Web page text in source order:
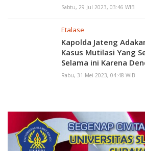
Sabtu, 29 Jul 2023, 03:46 WIB
Etalase
Kapolda Jateng
Kasus Mutilasi Yang
Selama ini Karena
Rabu, 31 Mei 2023, 04:48 WIB